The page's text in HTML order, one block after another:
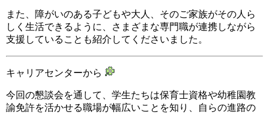
また、障がいのある子どもや大人、そのご家族がその人ら
しく生活できるように、さまざまな専門職が連携しながら
支援していることも紹介してくださいました。
キャリアセンターから
今回の懇談会を通して、学生たちは保育士資格や幼稚園教
諭免許を活かせる職場が幅広いことを知り、自らの進路の